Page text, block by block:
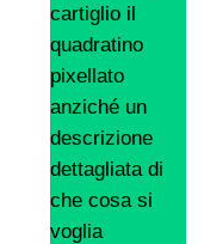
cartiglio il
quadratino
pixellato
anziché un
descrizione
dettagliata di
che cosa si
voglia